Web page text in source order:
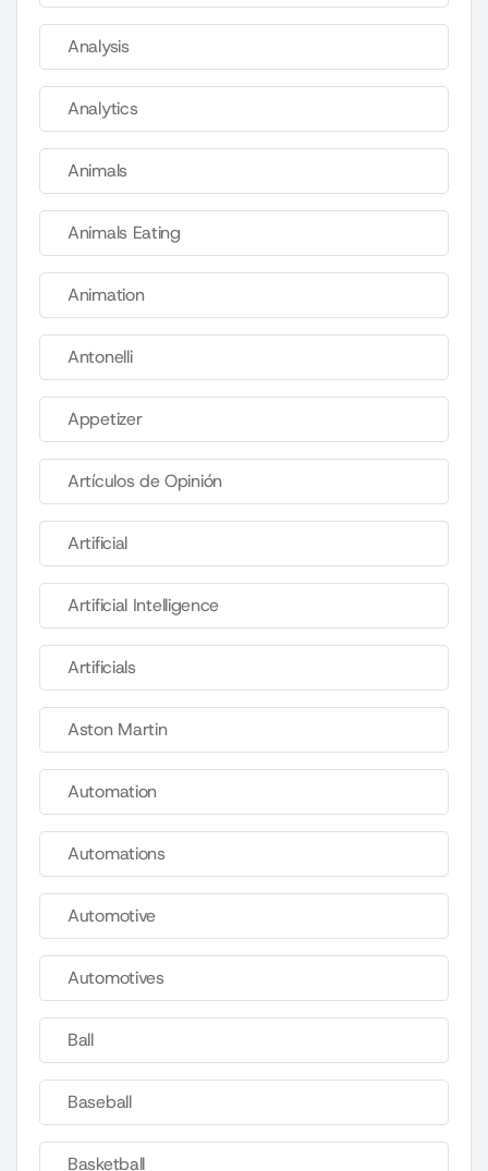
Analysis
Analytics
Animals
Animals Eating
Animation
Antonelli
Appetizer
Artículos de Opinión
Artificial
Artificial Intelligence
Artificials
Aston Martin
Automation
Automations
Automotive
Automotives
Ball
Baseball
Basketball